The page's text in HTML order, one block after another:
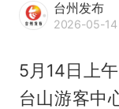
台州发布
2026-05-14
5月14日上
台山游客中